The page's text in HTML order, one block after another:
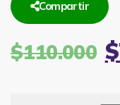
Compartir
$110.000 $